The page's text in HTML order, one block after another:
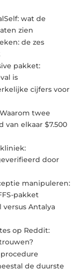
wat de
zien
de zes
pakket:
is
cijfers voor
twee
elkaar $7.500
door
manipuleren:
pakket
Antalya
op Reddit:
de duurste